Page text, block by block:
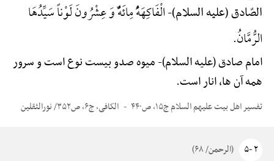
الصّادق (علیه السلام)-الْفَاکِهَهًُْ مِائَهًٌْ وَ عِشْرُونَ لَوْناً سَیِّدُهَا
الرُّمَّانُ.
امام صادق (علیه السلام)-میوه صدو بیست نوع است و سرور
همه آن ها، انار است.
تفسیر اهل بیت علیهم السلام ج۱۵، ص۴۴۰ الکافی، ج۶، ص۳۵۲/ نورالثقلین
۲ -۵ (الرحمن/ ۶۸)